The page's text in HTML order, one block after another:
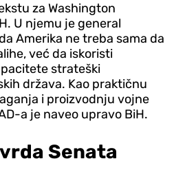
za Washington
U njemu je general
Amerika ne treba sama da
već da iskoristi
strateški
država. Kao praktičnu
i proizvodnju vojne
a je naveo upravo BiH.
Senata